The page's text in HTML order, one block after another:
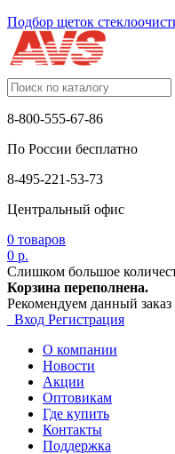
Подбор щеток
8-800-555-67-86
По России бесплатно
8-495-221-53-73
Центральный офис
0 товаров
0 р.
Слишком большое
Корзина переполнена.
Рекомендуем данный
Вход Регистрация
О компании
Новости
Акции
Оптовикам
Где купить
Контакты
Поддержка